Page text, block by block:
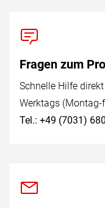
Fragen zum
Schnelle Hilfe
Werktags
Tel.: +49 (7031)